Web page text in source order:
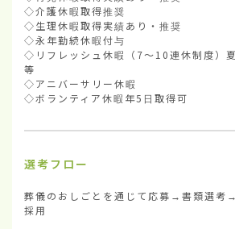
◇介護休暇取得推奨
◇生理休暇取得実績あり・推奨
◇永年勤続休暇付与
◇リフレッシュ休暇（7～10連休制度）
等
◇アニバーサリー休暇
◇ボランティア休暇年5日取得可
選考フロー
葬儀のおしごとを通じて応募→書類選考
採用